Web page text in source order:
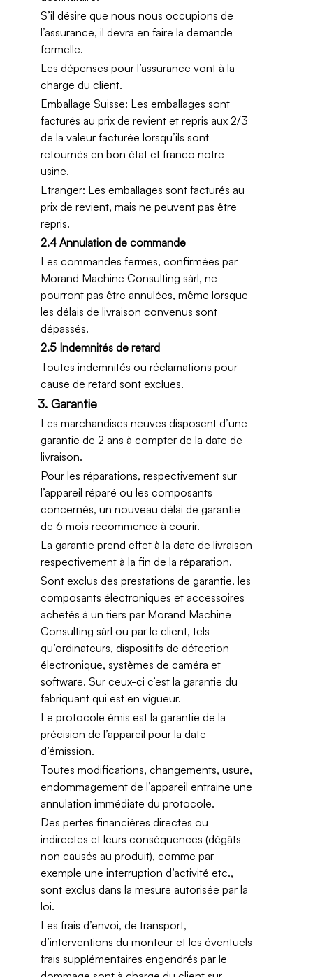
S’il désire que nous nous occupions de
l’assurance, il devra en faire la demande
formelle.
Les dépenses pour l’assurance vont à la
charge du client.
Emballage Suisse: Les emballages sont
facturés au prix de revient et repris aux 2/3
de la valeur facturée lorsqu’ils sont
retournés en bon état et franco notre
usine.
Etranger: Les emballages sont facturés au
prix de revient, mais ne peuvent pas être
repris.
2.4 Annulation de commande
Les commandes fermes, confirmées par
Morand Machine Consulting sàrl, ne
pourront pas être annulées, même lorsque
les délais de livraison convenus sont
dépassés.
2.5 Indemnités de retard
Toutes indemnités ou réclamations pour
cause de retard sont exclues.
3. Garantie
Les marchandises neuves disposent d’une
garantie de 2 ans à compter de la date de
livraison.
Pour les réparations, respectivement sur
l’appareil réparé ou les composants
concernés, un nouveau délai de garantie
de 6 mois recommence à courir.
La garantie prend effet à la date de livraison
respectivement à la fin de la réparation.
Sont exclus des prestations de garantie, les
composants électroniques et accessoires
achetés à un tiers par Morand Machine
Consulting sàrl ou par le client, tels
qu’ordinateurs, dispositifs de détection
électronique, systèmes de caméra et
software. Sur ceux-ci c’est la garantie du
fabriquant qui est en vigueur.
Le protocole émis est la garantie de la
précision de l’appareil pour la date
d’émission.
Toutes modifications, changements, usure,
endommagement de l’appareil entraine une
annulation immédiate du protocole.
Des pertes financières directes ou
indirectes et leurs conséquences (dégâts
non causés au produit), comme par
exemple une interruption d’activité etc.,
sont exclus dans la mesure autorisée par la
loi.
Les frais d’envoi, de transport,
d’interventions du monteur et les éventuels
frais supplémentaires engendrés par le